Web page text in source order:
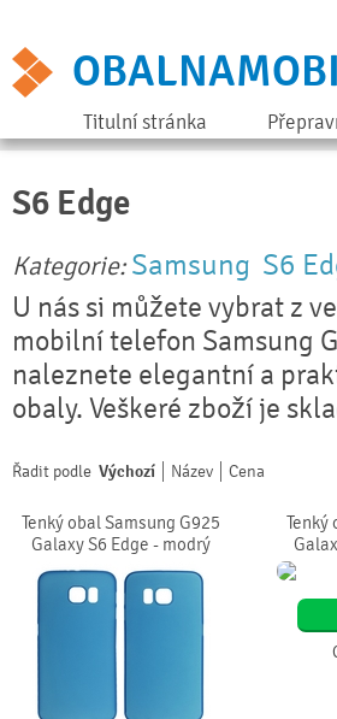
Titulní stránka
S6 Edge
Kategorie: Samsung S6
U nás si můžete vybrat z
mobilní telefon Samsung
naleznete elegantní a
obaly. Veškeré zboží je
Řadit podle Výchozí Název Cena
Tenký obal Samsung G925
Galaxy S6 Edge - modrý
Tenký